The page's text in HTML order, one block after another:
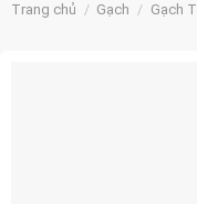
Trang chủ / Gạch / Gạch